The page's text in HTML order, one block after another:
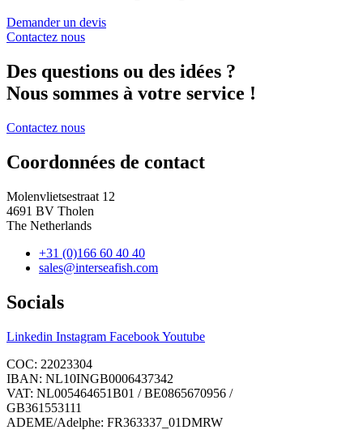
Demander un devis
Contactez nous
Des questions ou des idées ?
Nous sommes à votre service !
Contactez nous
Coordonnées de contact
Molenvlietsestraat 12
4691 BV Tholen
The Netherlands
+31 (0)166 60 40 40
sales@interseafish.com
Socials
Linkedin Instagram FacebookYoutube
COC: 22023304
IBAN: NL10INGB0006437342
VAT: NL005464651B01 / BE0865670956 /
GB361553111
ADEME/Adelphe: FR363337_01DMRW